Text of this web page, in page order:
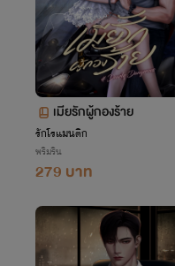
เมียรักผู้กองร้าย
รักโรแมนติก
พริมริน
279 บาท